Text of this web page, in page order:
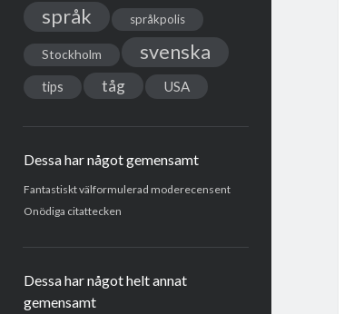
språk språkpolis
Stockholm svenska
tips tåg USA
Dessa har något gemensamt
Fantastiskt välformulerad moderecensent
Onödiga citattecken
Dessa har något helt annat
gemensamt